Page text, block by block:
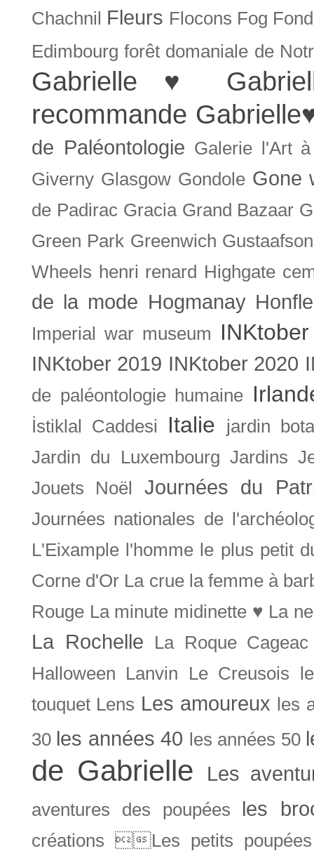
Chachnil Fleurs Flocons Fog
Edimbourg forêt domaniale de
Gabrielle ♥
recommande
de Paléontologie Galerie l'Art
Giverny Glasgow Gondole Gone
de Padirac Gracia Grand Bazaar
Green Park Greenwich Gustaafson
Wheels henri renard Highgate
de la mode Hogmanay
Imperial war museum INKtober
INKtober 2019 INKtober 2020
de paléontologie humaine
İstiklal Caddesi Italie
jardin
Jardin du Luxembourg Jardins
Jouets Noël
Journées du
Journées nationales de
L'Eixample l'homme le plus petit
Corne d'Or La crue la femme à
Rouge La minute midinette ♥ La
La Rochelle
La Roque Cageac
Halloween
Lanvin Le Creusois
touquet Lens Les amoureux
les
30 les années 40 les années 50
de Gabrielle Les
aventures des poupées les
créations Les petits